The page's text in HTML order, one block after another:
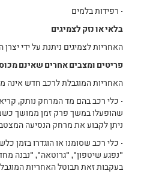
• רפידות בלמים
בלאי או נזק לצמיגים
האחריות לצמיגים ניתנת על ידי יצרן
פריטים ומצבים אחרים שאינם
האחריות המוגבלת לרכב חדש אינה
• כלי רכב בהם מד המרחק נותק,
שהופעלו במשך פרק זמן ממושך
ניתן לקבוע את מרחק הנסיעה
• כלי רכב שסומנו או הוגדרו בזמן
"נפגע שיטפון", "גרוטאה", "נבנה
בעקבות זאת תבוטל האחריות